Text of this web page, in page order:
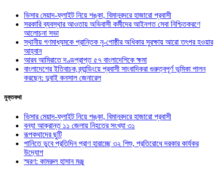
ভিসার মেয়াদ-ফ্লাইট নিয়ে শঙ্কা, বিমানবন্দরে হাজারো প্রবাসী
সরকারি ব্যবস্থার আওতায় অভিবাসী কর্মীদের আইনগত সেবা নিশ্চিতকরণে
আলোচনা সভা
স্থানীয় গণমাধ্যমকে প্রান্তিক নৃ-গোষ্ঠীর অধিকার সুরক্ষায় আরো তৎপর হওয়ার
আহ্বান
আরব আমিরাতে দণ্ডপ্রাপ্ত ৫৭ বাংলাদেশিকে ক্ষমা
বাংলাদেশের ইতিবাচক ব্র্যান্ডিংয়ে প্রবাসী সাংবাদিকরা গুরুত্বপূর্ণ ভূমিকা পালন
করছেন: দুবাই কনসাল জেনারেল
মুক্তকথা
ভিসার মেয়াদ-ফ্লাইট নিয়ে শঙ্কা, বিমানবন্দরে হাজারো প্রবাসী
বন্যা আক্রান্ত ১১ জেলায় নিহতের সংখ্যা ৩১
রূপকথাদের ছুটি
পানিতে ডুবে প্রতিদিন প্রাণ হারাচ্ছে ৩২ শিশু, প্রতিরোধে দরকার কার্যকর
উদ্যোগ
স্মরণ: কামরুল হাসান মঞ্জু